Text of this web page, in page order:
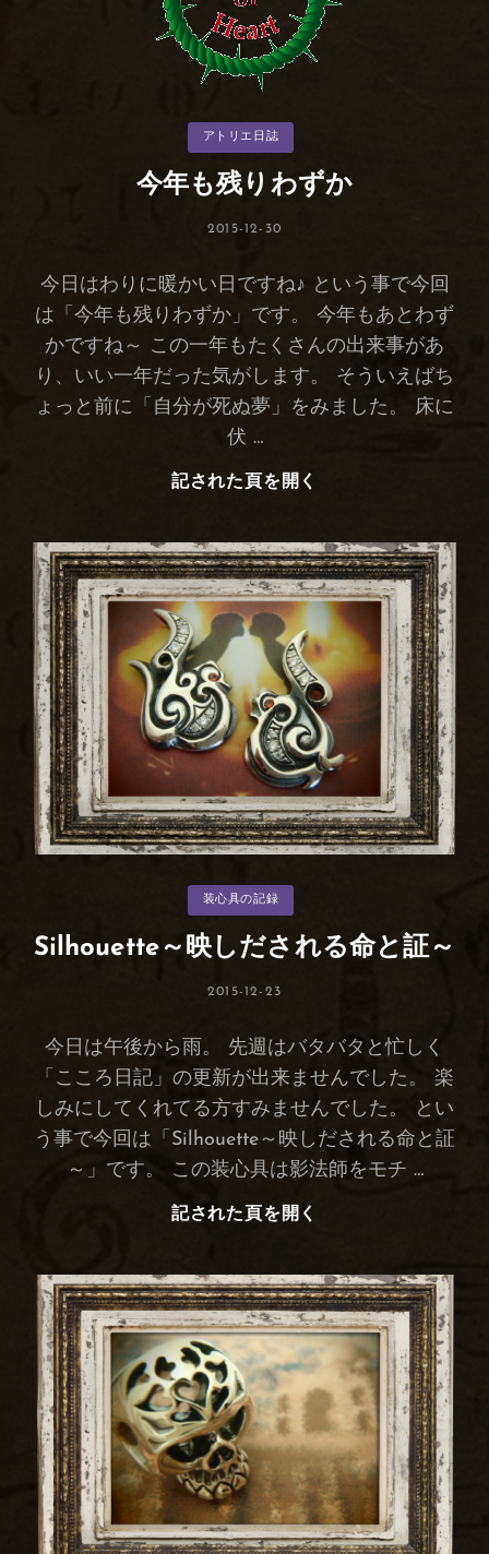
リ
ー
アトリエ日誌
今年も残りわずか
投
2015-12-30
今日はわりに暖かい日ですね♪ という事で今回
は「今年も残りわずか」です。 今年もあとわず
かですね～ この一年もたくさんの出来事があ
り、いい一年だった気がします。 そういえばち
ょっと前に「自分が死ぬ夢」をみました。 床に
伏 …
記された頁を開く
残
り
わ
ず
か
リ
ー
装心具の記録
Silhouette～映しだされる命と証～
投
2015-12-23
今日は午後から雨。 先週はバタバタと忙しく
「こころ日記」の更新が出来ませんでした。 楽
しみにしてくれてる方すみませんでした。 とい
う事で今回は「Silhouette～映しだされる命と証
～」です。 この装心具は影法師をモチ …
記された頁を開く
し
だ
れ
る
命
と
証
～